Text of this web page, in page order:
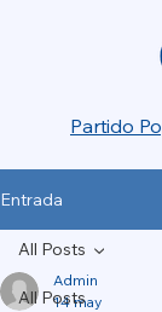
Partido
Entrada
All Posts
All Posts
Admin
14 may